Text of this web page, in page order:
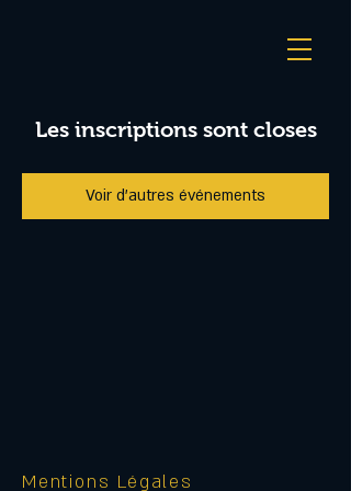
Les inscriptions sont closes
Voir d'autres événements
Mentions Légales